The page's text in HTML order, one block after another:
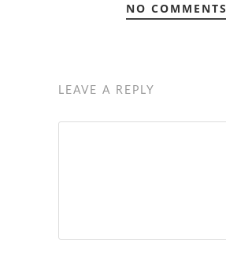
NO COMMENTS
LEAVE A REPLY